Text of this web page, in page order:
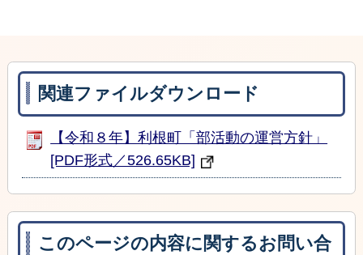
関連ファイルダウンロード
【令和８年】利根町「部活動の運営方針」
[PDF形式／526.65KB]
このページの内容に関するお問い合